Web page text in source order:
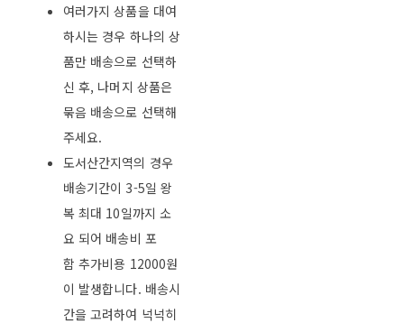
여러가지 상품을 대여
하시는 경우 하나의 상
품만 배송으로 선택하
신 후, 나머지 상품은
묶음 배송으로 선택해
주세요.
도서산간지역의 경우
배송기간이 3-5일 왕
복 최대 10일까지 소
요 되어 배송비 포
함 추가비용 12000원
이 발생합니다. 배송시
간을 고려하여 넉넉히